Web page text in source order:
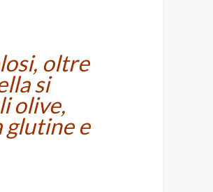
oltre
si
olive,
glutine e